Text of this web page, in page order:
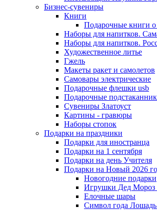
Бизнес-сувениры
Книги
Подарочные книги
Наборы для напитков.
Наборы для напитков.
Художественное литье
Гжель
Макеты ракет и самолетов
Самовары электрические
Подарочные флешки usb
Подарочные
Сувениры Златоуст
Картины - гравюры
Наборы стопок
Подарки на праздники
Подарки для иностранца
Подарки на 1 сентября
Подарки на день Учителя
Подарки на Новый 2026
Новогодние подарки
Игрушки Дед Мороз
Елочные шары
Символ года